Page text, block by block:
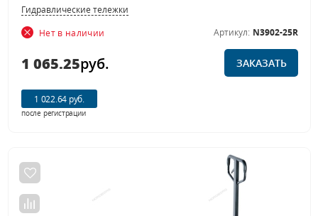
Гидравлические тележки
Нет в наличии
Артикул: N3902-25R
1 065.25руб. ЗАКАЗАТЬ
1 022.64 руб.
после регистрации